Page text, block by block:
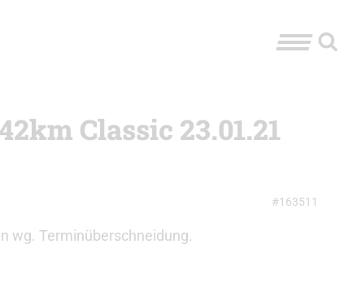
Classic 23.01.21
#163511
wg. Terminüberschneidung.